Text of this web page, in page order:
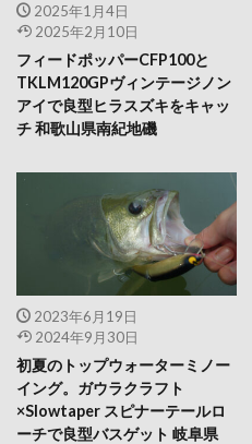
2025年1月4日
2025年2月10日
フィードポッパーCFP100と
TKLM120GPヴィンテージノン
アイで良型ヒラスズキをキャッ
チ 和歌山県南紀地磯
2023年6月19日
2024年9月30日
初夏のトップウォーターミノー
イング。ガウラクラフト
×Slowtaper スピナーテールロ
ーチで良型バスゲット 岐阜県